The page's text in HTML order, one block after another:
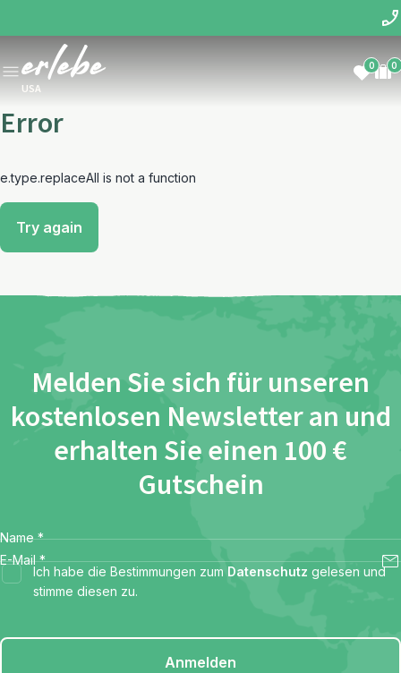
USA
0 0
Error
e.type.replaceAll is not a function
Try again
Melden Sie sich für unseren
kostenlosen Newsletter an und
erhalten Sie einen 100 €
Gutschein
Name *
E-Mail *
Ich habe die Bestimmungen zum Datenschutz gelesen und
stimme diesen zu.
Anmelden